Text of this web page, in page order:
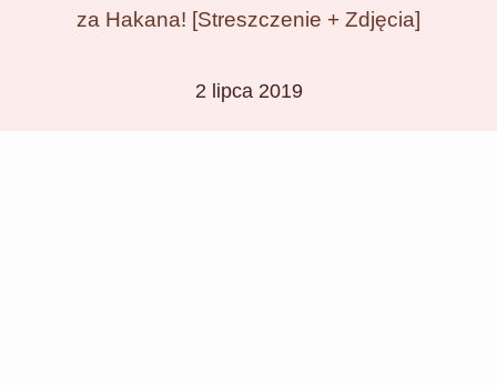
za Hakana! [Streszczenie + Zdjęcia]
2 lipca 2019